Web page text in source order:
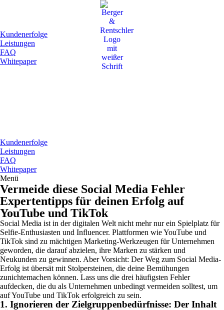
Kundenerfolge
Leistungen
FAQ
Whitepaper
Menü
Kundenerfolge
Leistungen
FAQ
Whitepaper
Vermeide diese Social Media Fehler
Expertentipps für deinen Erfolg auf
YouTube und TikTok
Social Media ist in der digitalen Welt nicht mehr nur ein Spielplatz für
Selfie-Enthusiasten und Influencer. Plattformen wie YouTube und
TikTok sind zu mächtigen Marketing-Werkzeugen für Unternehmen
geworden, die darauf abzielen, ihre Marken zu stärken und
Neukunden zu gewinnen. Aber Vorsicht: Der Weg zum Social Media-
Erfolg ist übersät mit Stolpersteinen, die deine Bemühungen
zunichtemachen können. Lass uns die drei häufigsten Fehler
aufdecken, die du als Unternehmen unbedingt vermeiden solltest, um
auf YouTube und TikTok erfolgreich zu sein.
1. Ignorieren der Zielgruppenbedürfnisse: Der Inhalt